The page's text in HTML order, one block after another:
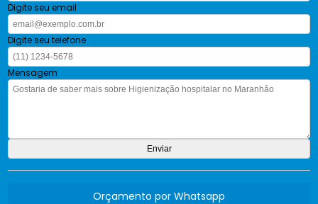
Digite seu email
Digite seu telefone
Mensagem
Orçamento por Whatsapp